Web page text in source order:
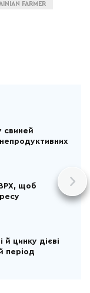
FARMER
свиней
щоб
й цинку дієві
період